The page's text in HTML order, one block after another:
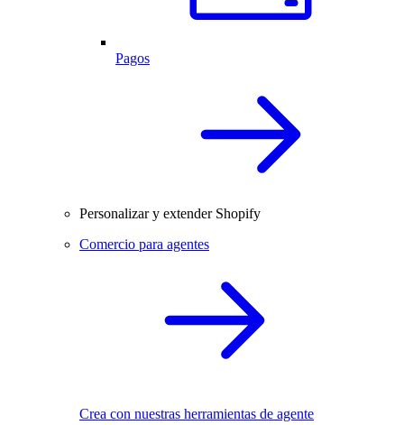
Pagos
Personalizar y extender Shopify
Comercio para agentes
Crea con nuestras herramientas de agente